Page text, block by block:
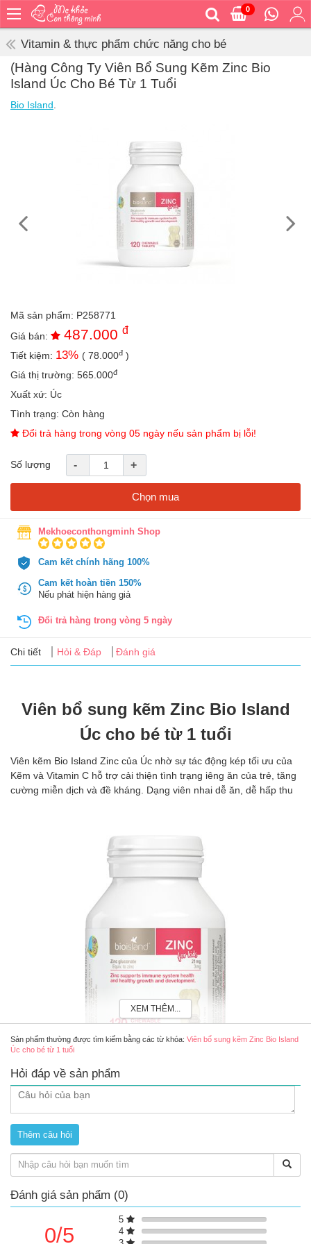
0
Bé
ăn
vệ
ngoài
an
toàn
Bé
tắm
Bé
mà
học
cho
bố
dùng
nhà
Tin
Vitamin & thực phẩm chức năng cho bé
(Hàng Công Ty Viên Bổ Sung Kẽm Zinc Bio
Island Úc Cho Bé Từ 1 Tuổi
Bio Island
Mã sản phẩm: P258771
Giá bán:
487.000 đ
Tiết kiệm: 13% ( 78.000đ )
Giá thị trường: 565.000đ
Xuất xứ: Úc
Tình trạng: Còn hàng
Đổi trả hàng trong vòng 05 ngày nếu sản phẩm bị lỗi!
Số lượng - +
Chọn mua
Mekhoeconthongminh Shop
Cam kết chính hãng 100%
Cam kết hoàn tiền 150%
Nếu phát hiện hàng giả
Đổi trả hàng trong vòng 5 ngày
Chi tiết Hỏi & Đáp Đánh giá
Viên bổ sung kẽm Zinc Bio Island
Úc cho bé từ 1 tuổi
Viên kẽm Bio Island Zinc của Úc nhờ sự tác động kép tối ưu của
Kẽm và Vitamin C hỗ trợ cải thiện tình trạng iêng ăn của trẻ, tăng
cường miễn dịch và đề kháng. Dạng viên nhai dễ ăn, dễ hấp thu
Ưu điểm của viên kẽm Bio Island
Hỗ trợ bổ sung thêm kẽm cho cơ thể hàng ngày
Hỗ trợ cải thiện tình trạng biếng ăn, chậm lớn ở trẻ
Thành phần chính
Zinc gluconate 21mg
XEM THÊM...
Sản phẩm thường được tìm kiếm bằng các từ khóa: Viên bổ sung kẽm Zinc Bio Island
Úc cho bé từ 1 tuổi
Hỏi đáp về sản phẩm
Đánh giá sản phẩm (0)
0/5
5
4